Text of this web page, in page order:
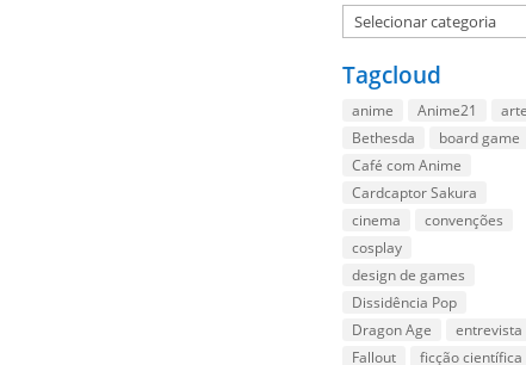
Categorias
Tagcloud
anime Anime21
arte
Bethesda
board game
Café com Anime
Cardcaptor Sakura
cinema
convenções
cosplay
design de games
Dissidência Pop
Dragon Age
entrevista
Fallout
ficção científica